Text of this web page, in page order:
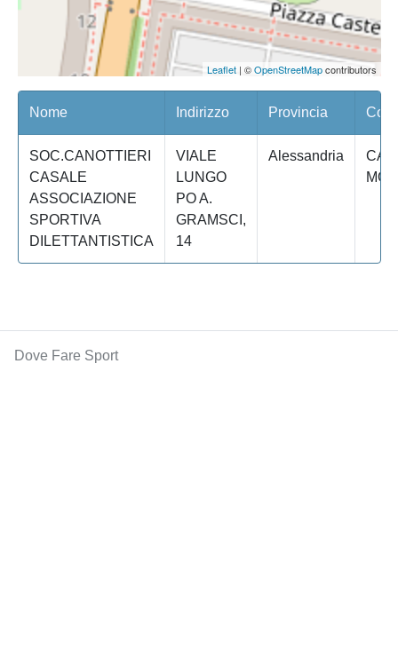
Leaflet| ©OpenStreetMapcontributors
Nome Indirizzo Provincia
SOC.CANOTTIERI
CASALE
ASSOCIAZIONE
SPORTIVA
DILETTANTISTICA
VIALE
LUNGO
PO A.
GRAMSCI,
14
Alessandria
Dove Fare Sport